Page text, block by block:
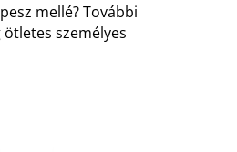
mellé? További
személyes